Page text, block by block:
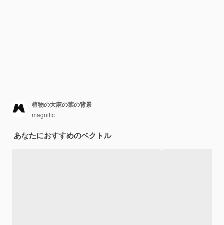
植物の大麻の葉の背景
magnific
あなたにおすすめのベクトル